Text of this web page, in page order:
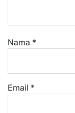
Nama *
Email *